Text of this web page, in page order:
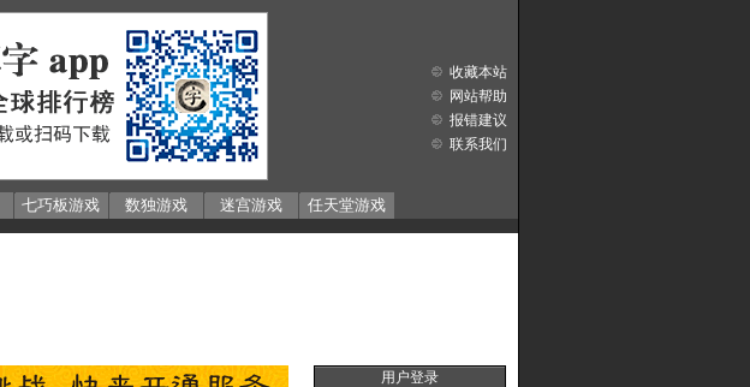
七巧板游戏 数独游戏 迷宫游戏 任天堂游戏
收藏本站
网站帮助
报错建议
联系我们
用户登录